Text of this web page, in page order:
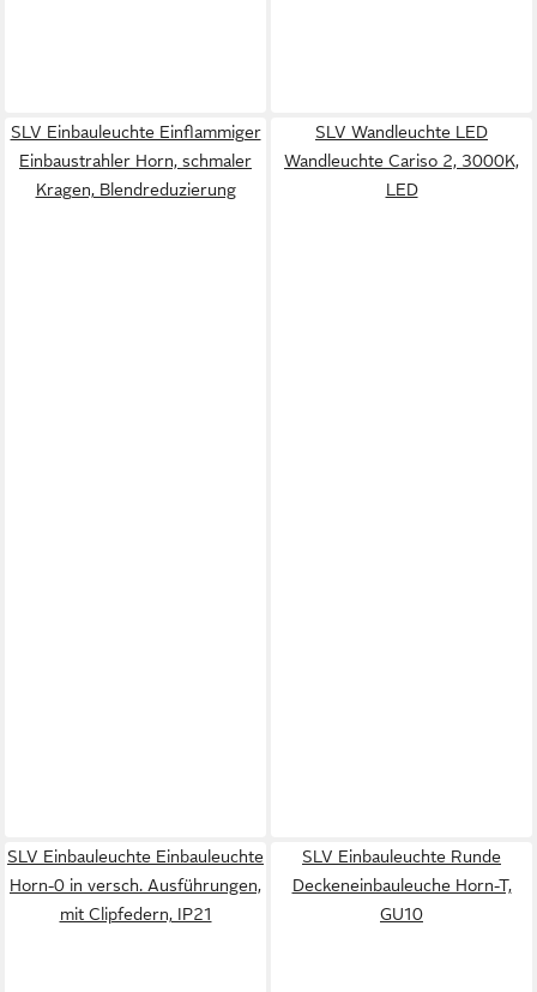
SLV Einbauleuchte Einflammiger
Einbaustrahler Horn, schmaler
Kragen, Blendreduzierung
SLV Wandleuchte LED
Wandleuchte Cariso 2, 3000K,
LED
SLV Einbauleuchte Einbauleuchte
Horn-0 in versch. Ausführungen,
mit Clipfedern, IP21
SLV Einbauleuchte Runde
Deckeneinbauleuche Horn-T,
GU10